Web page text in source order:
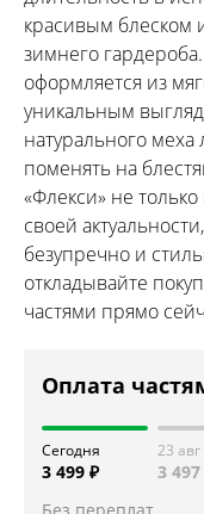
красивым блеском
зимнего
оформляется из
уникальным
натурального
поменять на
«Флекси» не
своей
безупречно и
откладывайте
частями прямо
Оплата
Сегодня
3 499 ₽
23 авг
3 497
Без переплат